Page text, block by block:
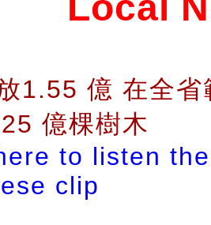
1.55 億 在全省
億棵樹木